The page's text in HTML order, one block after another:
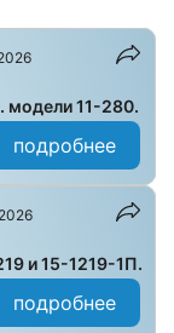
модели 11-280.
подробнее
и 15-1219-1П.
подробнее